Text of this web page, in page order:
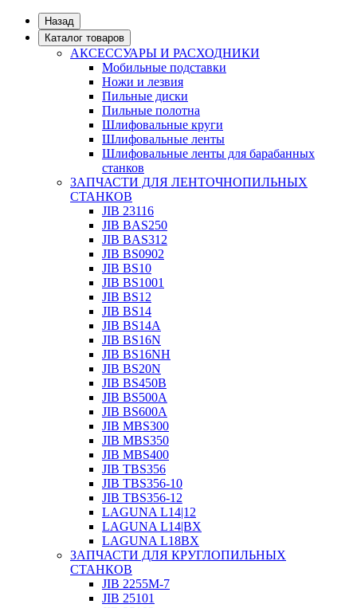
Назад
Каталог товаров
АКСЕССУАРЫ И РАСХОДНИКИ
Мобильные подставки
Ножи и лезвия
Пильные диски
Пильные полотна
Шлифовальные круги
Шлифовальные ленты
Шлифовальные ленты для барабанных
станков
ЗАПЧАСТИ ДЛЯ ЛЕНТОЧНОПИЛЬНЫХ
СТАНКОВ
JIB 23116
JIB BAS250
JIB BAS312
JIB BS0902
JIB BS10
JIB BS1001
JIB BS12
JIB BS14
JIB BS14А
JIB BS16N
JIB BS16NH
JIB BS20N
JIB BS450B
JIB BS500A
JIB BS600A
JIB MBS300
JIB MBS350
JIB MBS400
JIB TBS356
JIB TBS356-10
JIB TBS356-12
LAGUNA L14|12
LAGUNA L14|BX
LAGUNA L18BX
ЗАПЧАСТИ ДЛЯ КРУГЛОПИЛЬНЫХ
СТАНКОВ
JIB 2255M-7
JIB 25101